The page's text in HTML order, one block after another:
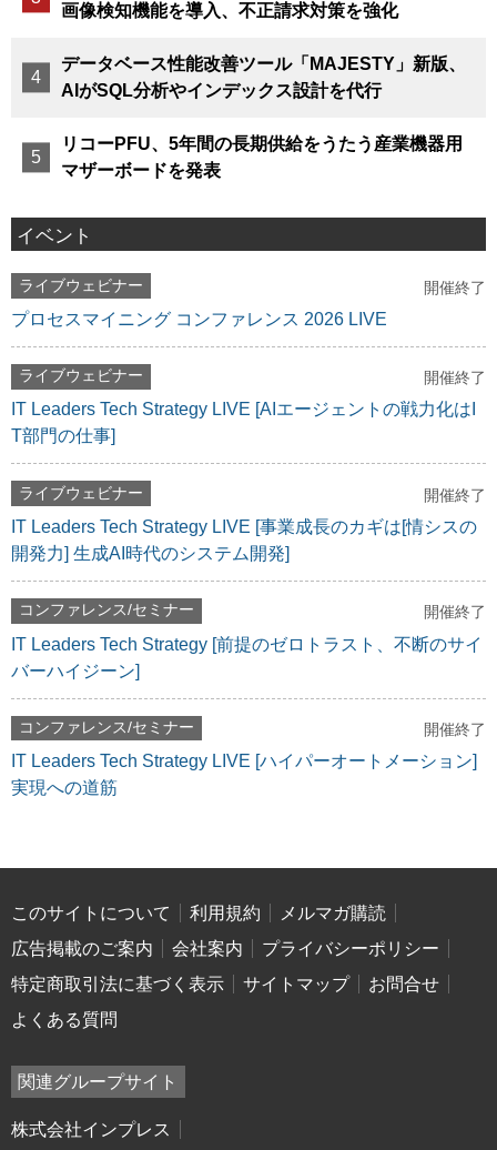
画像検知機能を導入、不正請求対策を強化
データベース性能改善ツール「MAJESTY」新版、
AIがSQL分析やインデックス設計を代行
リコーPFU、5年間の長期供給をうたう産業機器用
マザーボードを発表
イベント
ライブウェビナー 開催終了
プロセスマイニング コンファレンス 2026 LIVE
ライブウェビナー 開催終了
IT Leaders Tech Strategy LIVE [AIエージェントの戦力化はI
T部門の仕事]
ライブウェビナー 開催終了
IT Leaders Tech Strategy LIVE [事業成長のカギは[情シスの
開発力] 生成AI時代のシステム開発]
コンファレンス/セミナー 開催終了
IT Leaders Tech Strategy [前提のゼロトラスト、不断のサイ
バーハイジーン]
コンファレンス/セミナー 開催終了
IT Leaders Tech Strategy LIVE [ハイパーオートメーション]
実現への道筋
このサイトについて 利用規約
メルマガ購読
広告掲載のご案内
会社案内
プライバシーポリシー
特定商取引法に基づく表示
サイトマップ
お問合せ
よくある質問
関連グループサイト
株式会社インプレス